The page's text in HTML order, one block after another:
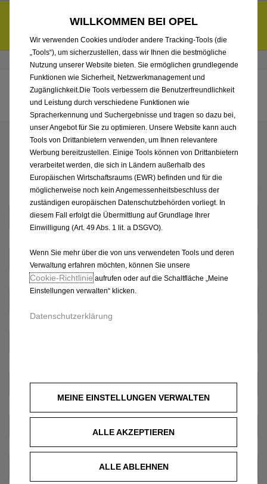
Händlerbereich von Wildmoser GmbH & Co. KG
6.000 € staatliche Förderungsprämie für E-Autos und Plug-in-
Hybride. Mehr erfahren >>
IHRE KONTAKT­DATEN
* Pflichtfeld(er)
Anrede wählen*
WILLKOMMEN BEI OPEL
Wir verwenden Cookies und/oder andere Tracking-Tools (die
„Tools“), um sicherzustellen, dass wir Ihnen die bestmögliche
Nutzung unserer Website bieten. Sie ermöglichen grundlegende
Funktionen wie Sicherheit, Netzwerkmanagement und
Zugänglichkeit.Die Tools verbessern die Benutzerfreundlichkeit
und Leistung durch verschiedene Funktionen wie
Spracherkennung und Suchergebnisse und tragen so dazu bei,
unser Angebot für Sie zu optimieren. Unsere Website kann auch
Tools von Drittanbietern verwenden, um Ihnen relevantere
Werbung bereitzustellen. Einige Tools können von Drittanbietern
verarbeitet werden, die sich in Ländern außerhalb des
Europäischen Wirtschaftsraums (EWR) befinden und für die
möglicherweise noch kein Angemessenheitsbeschluss der
zuständigen europäischen Datenschutzbehörden vorliegt. In
diesem Fall erfolgt die Übermittlung auf Grundlage Ihrer
Einwilligung (Art. 49 Abs. 1 lit. a DSGVO).
Wenn Sie mehr über die von uns verwendeten Tools und deren
Verwaltung erfahren möchten, können Sie unsere
Cookie‑Richtlinieaufrufen oder auf die Schaltfläche „Meine
Einstellungen verwalten“ klicken.
Datenschutzerklärung
MEINE EINSTELLUNGEN VERWALTEN
ALLE AKZEPTIEREN
ALLE ABLEHNEN